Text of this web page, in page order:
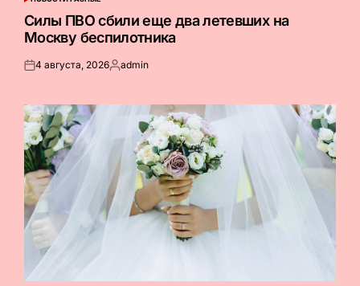
ОПУБЛИКОВАНО
В
Силы ПВО сбили еще два летевших на
Москву беспилотника
Опубликовано
4 августа, 2026Запись
admin